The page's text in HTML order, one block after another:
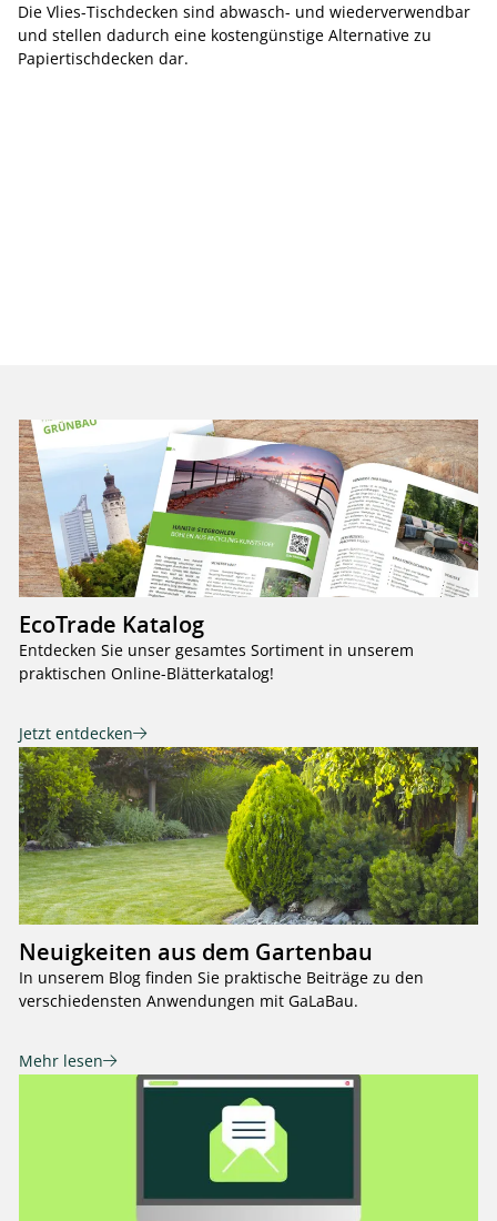
Die Vlies-Tischdecken sind abwasch- und wiederverwendbar
und stellen dadurch eine kostengünstige Alternative zu
Papiertischdecken dar.
EcoTrade Katalog
Entdecken Sie unser gesamtes Sortiment in unserem
praktischen Online-Blätterkatalog!
Jetzt entdecken
Neuigkeiten aus dem Gartenbau
In unserem Blog finden Sie praktische Beiträge zu den
verschiedensten Anwendungen mit GaLaBau.
Mehr lesen